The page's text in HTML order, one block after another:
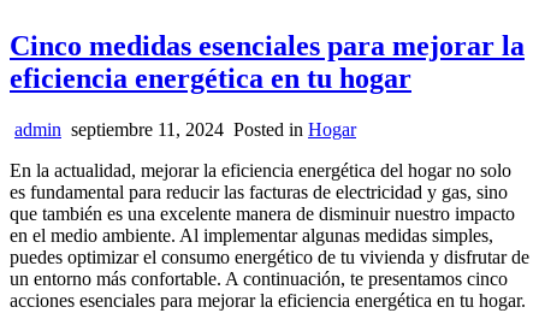
Cinco medidas esenciales para mejorar la
eficiencia energética en tu hogar
admin septiembre 11, 2024 Posted in Hogar
En la actualidad, mejorar la eficiencia energética del hogar no solo
es fundamental para reducir las facturas de electricidad y gas, sino
que también es una excelente manera de disminuir nuestro impacto
en el medio ambiente. Al implementar algunas medidas simples,
puedes optimizar el consumo energético de tu vivienda y disfrutar de
un entorno más confortable. A continuación, te presentamos cinco
acciones esenciales para mejorar la eficiencia energética en tu hogar.